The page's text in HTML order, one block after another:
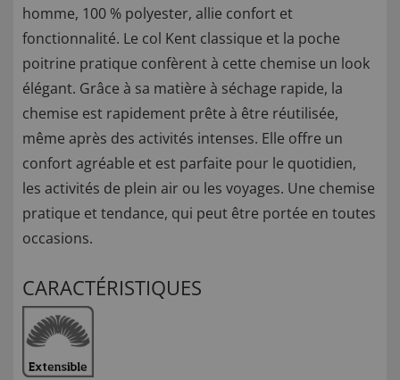
homme, 100 % polyester, allie confort et
fonctionnalité. Le col Kent classique et la poche
poitrine pratique confèrent à cette chemise un look
élégant. Grâce à sa matière à séchage rapide, la
chemise est rapidement prête à être réutilisée,
même après des activités intenses. Elle offre un
confort agréable et est parfaite pour le quotidien,
les activités de plein air ou les voyages. Une chemise
pratique et tendance, qui peut être portée en toutes
occasions.
CARACTÉRISTIQUES